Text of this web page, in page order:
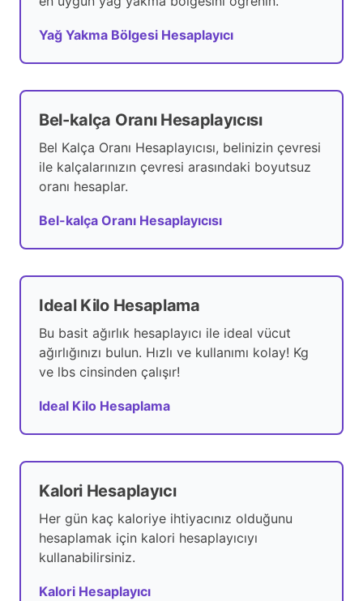
Yağ Yakma Bölgesi Hesaplayıcı
Bel-kalça Oranı Hesaplayıcısı
Bel Kalça Oranı Hesaplayıcısı, belinizin çevresi
ile kalçalarınızın çevresi arasındaki boyutsuz
oranı hesaplar.
Bel-kalça Oranı Hesaplayıcısı
Ideal Kilo Hesaplama
Bu basit ağırlık hesaplayıcı ile ideal vücut
ağırlığınızı bulun. Hızlı ve kullanımı kolay! Kg
ve lbs cinsinden çalışır!
Ideal Kilo Hesaplama
Kalori Hesaplayıcı
Her gün kaç kaloriye ihtiyacınız olduğunu
hesaplamak için kalori hesaplayıcıyı
kullanabilirsiniz.
Kalori Hesaplayıcı